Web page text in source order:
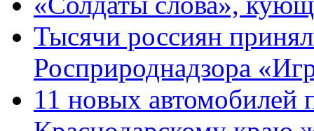
Тысячи россиян
Росприроднадзора
11 новых автомобилей